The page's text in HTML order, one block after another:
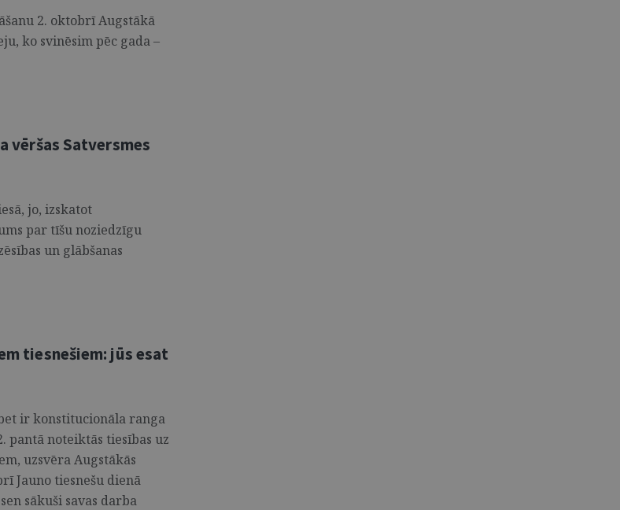
2. oktobrī Augstākā
ko svinēsim pēc gada –
vēršas Satversmes
jo, izskatot
par tīšu noziedzīgu
un glābšanas
tiesnešiem: jūs esat
ir konstitucionāla ranga
pantā noteiktās tiesības uz
uzsvēra Augstākās
Jauno tiesnešu dienā
sākuši savas darba